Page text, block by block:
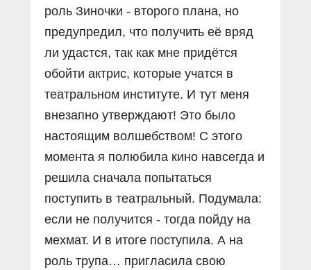
роль Зиночки - второго плана, но
предупредил, что получить её вряд
ли удастся, так как мне придётся
обойти актрис, которые учатся в
театральном институте. И тут меня
внезапно утверждают! Это было
настоящим волшебством! С этого
момента я полюбила кино навсегда и
решила сначала попытаться
поступить в театральный. Подумала:
если не получится - тогда пойду на
мехмат. И в итоге поступила. А на
роль трупа… пригласила свою